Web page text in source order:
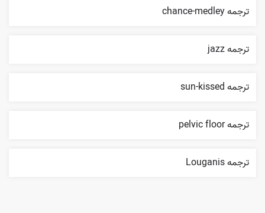
ترجمه chance-medley
ترجمه jazz
ترجمه sun-kissed
ترجمه pelvic floor
ترجمه Louganis